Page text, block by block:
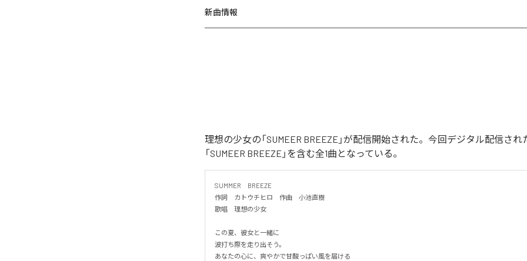
新曲情報
理想の少女の「SUMEER BREEZE」が配信開始された。今回デジタル配信され
「SUMEER BREEZE」を含む全1曲となっている。
SUMMER　BREEZE
作詞　カトウチヒロ　作曲　小池直樹
歌唱　理想の少女
この夏、彼女と一緒に
波打ち際を走り出そう。
あなたの心に、爽やかで甘酸っぱい風を届ける